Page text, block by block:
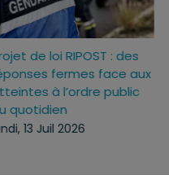
Projet de loi RIPOST : des
réponses fermes face aux
atteintes à l’ordre public
du quotidien
lundi, 13 Juil 2026